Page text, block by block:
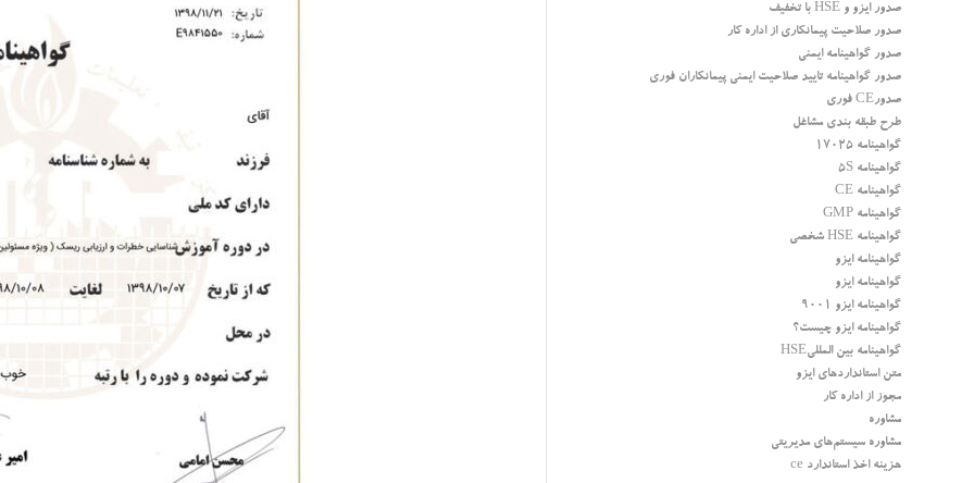
صدور ایزو و HSE با تخفیف
صدور صلاحیت پیمانکاری از اداره کار
صدور گواهینامه ایمنی
صدور گواهینامه تایید صلاحیت ایمنی پیمانکاران فوری
صدورCE فوری
طرح طبقه بندی مشاغل
گواهینامه 17025
گواهینامه 5S
گواهینامه CE
گواهینامه GMP
گواهینامه HSE شخصی
گواهینامه ایزو
گواهینامه ایزو
گواهینامه ایزو 9001
گواهینامه ایزو چیست؟
گواهینامه بین المللیHSE
متن استانداردهای ایزو
مجوز از اداره کار
مشاوره
مشاوره سیستم‌های مدیریتی
هزینه اخذ استاندارد ce